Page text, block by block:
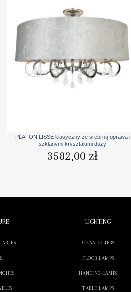
PLAFON LISSE klasyczny ze srebrną oprawą i
szklanymi kryształami duży
3582,00 zł
LIGHTING
CHANDELIERS
FLOOR LAMPS
HANGING LAMPS
TABLE LAMPS